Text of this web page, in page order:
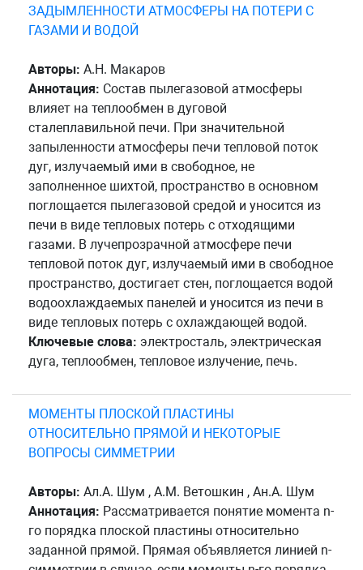
ЗАДЫМЛЕННОСТИ АТМОСФЕРЫ НА ПОТЕРИ С
ГАЗАМИ И ВОДОЙ
Авторы: А.Н. Макаров
Аннотация: Состав пылегазовой атмосферы
влияет на теплообмен в дуговой
сталеплавильной печи. При значительной
запыленности атмосферы печи тепловой поток
дуг, излучаемый ими в свободное, не
заполненное шихтой, пространство в основном
поглощается пылегазовой средой и уносится из
печи в виде тепловых потерь с отходящими
газами. В лучепрозрачной атмосфере печи
тепловой поток дуг, излучаемый ими в свободное
пространство, достигает стен, поглощается водой
водоохлаждаемых панелей и уносится из печи в
виде тепловых потерь с охлаждающей водой.
Ключевые слова: электросталь, электрическая
дуга, теплообмен, тепловое излучение, печь.
МОМЕНТЫ ПЛОСКОЙ ПЛАСТИНЫ
ОТНОСИТЕЛЬНО ПРЯМОЙ И НЕКОТОРЫЕ
ВОПРОСЫ СИММЕТРИИ
Авторы: Ал.А. Шум , А.М. Ветошкин , Ан.А. Шум
Аннотация: Рассматривается понятие момента n-
го порядка плоской пластины относительно
заданной прямой. Прямая объявляется линией n-